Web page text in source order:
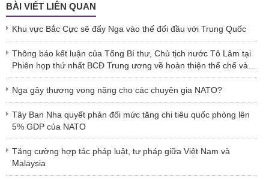
BÀI VIẾT LIÊN QUAN
Khu vực Bắc Cực sẽ đẩy Nga vào thế đối đầu với Trung Quốc
Thông báo kết luận của Tổng Bí thư, Chủ tịch nước Tô Lâm tại
Phiên họp thứ nhất BCĐ Trung ương về hoàn thiện thể chế và
thực thi pháp luật
Nga gây thương vong nặng cho các chuyên gia NATO?
Tây Ban Nha quyết phản đối mức tăng chi tiêu quốc phòng lên
5% GDP của NATO
Tăng cường hợp tác pháp luật, tư pháp giữa Việt Nam và
Malaysia